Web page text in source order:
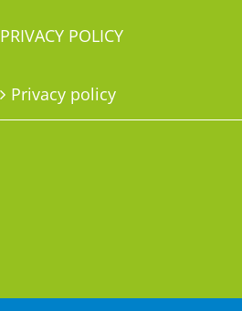
PRIVACY POLICY
Privacy policy